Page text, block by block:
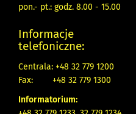
pon.- pt.: godz. 8.00 - 15.00
Informacje
telefoniczne:
Centrala: +48 32 779 1200
Fax:
+48 32 779 1300
Informatorium: